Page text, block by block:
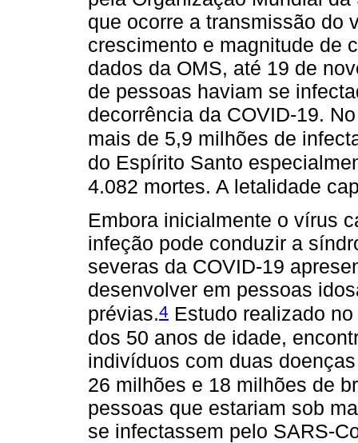
que ocorre a transmissão do
crescimento e magnitude de
dados da OMS, até 19 de
de pessoas haviam se
decorrência da COVID-19.
mais de 5,9 milhões de
do Espírito Santo
4.082 mortes. A letalidade
Embora inicialmente o vírus
infeção pode conduzir a
severas da COVID-19
desenvolver em pessoas
prévias.4 Estudo realizado
dos 50 anos de idade,
indivíduos com duas
26 milhões e 18 milhões de
pessoas que estariam sob
se infectassem pelo SARS-